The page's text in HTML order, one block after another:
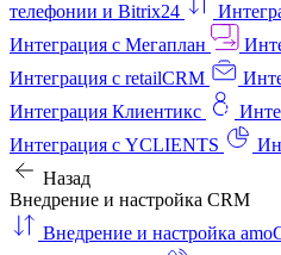
телефонии и Bitrix24
Интеграция с Мегаплан
Интеграция с retailCRM
Интеграция Клиентикс
Интеграция с YCLIENTS
Назад
Внедрение и настройка CRM
Внедрение и настройка